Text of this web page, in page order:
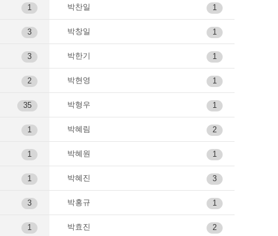
1
3
3
2
35
1
1
1
3
1
박찬일 1
박창일 1
박한기 1
박현영 1
박형우 1
박혜림 2
박혜원 1
박혜진 3
박홍규 1
박효진 2